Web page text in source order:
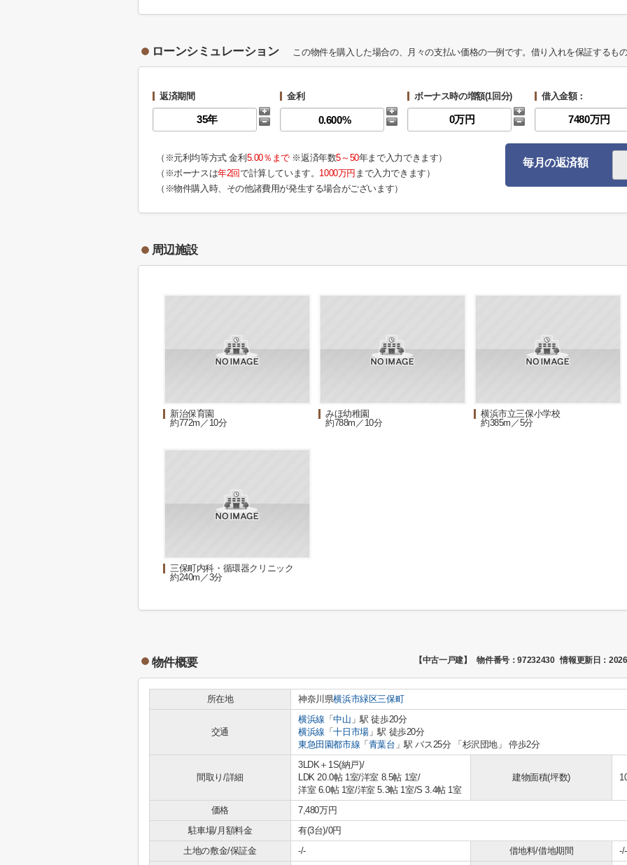
ローンシミュレーション この物件を購入した場合の、月々の支払い価格の一例です。借り入れを保証するも
返済期間 金利 ボーナス時の増額(1回分) 借入金額：
（※元利均等方式 金利 5.00％まで※返済年数5～50年まで入力できます）
（※ボーナスは年2回で計算しています。 1000万円 まで入力できます）
（※物件購入時、その他諸費用が発生する場合がございます）
毎月の返済額
周辺施設
新治保育園
約772m／10分
みほ幼稚園
約788m／10分
横浜市立三保小学校
約385m／5分
三保町内科・循環器クリニック
約240m／3分
物件概要 【中古一戸建】 物件番号：97232430 情報更新日：
所在地 神奈川県横浜市緑区三保町
交通
横浜線 「中山 」駅 徒歩20分
横浜線 「十日市場」駅 徒歩20分
東急田園都市線 「 青葉台 」駅 バス25分 「杉沢団地」 停歩2分
間取り/詳細
3LDK＋1S(納戸)/
LDK 20.0帖 1室/洋室 8.5帖 1室/
洋室 6.0帖 1室/洋室 5.3帖 1室/S 3.4帖 1室
建物面積(坪数)
価格
7,480万円
駐車場/月額料金
有(3台)/0円
土地の敷金/保証金
-/- 借地料/借地期間 -/-